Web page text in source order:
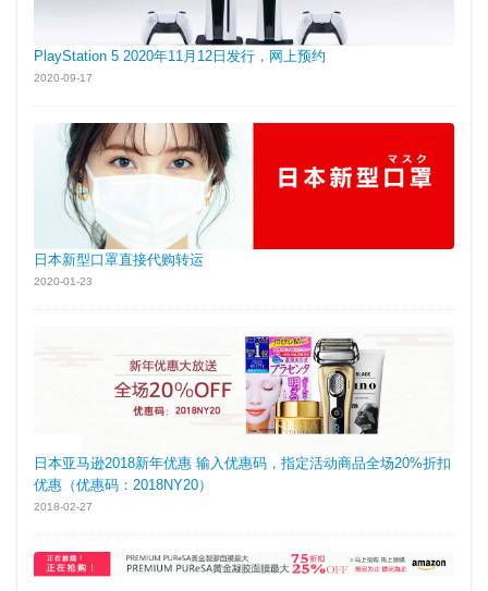
PlayStation 5 2020年11月12日发行，网上预约
2020-09-17
日本新型口罩直接代购转运
2020-01-23
日本亚马逊2018新年优惠 输入优惠码，指定活动商品全场20%折扣
优惠（优惠码：2018NY20）
2018-02-27